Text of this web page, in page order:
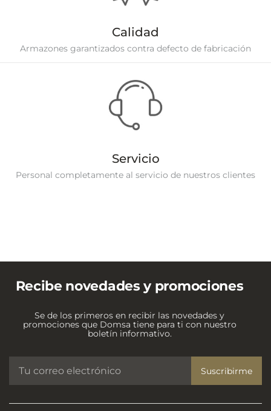
Calidad
Armazones garantizados contra defecto de fabricación
Servicio
Personal completamente al servicio de nuestros clientes
Recibe novedades y promociones
Se de los primeros en recibir las novedades y
promociones que Domsa tiene para ti con nuestro
boletín informativo.
Suscribirme